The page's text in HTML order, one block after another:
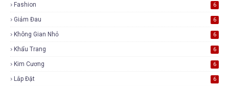
Fashion 6
Giảm Đau 6
Không Gian Nhỏ 6
Khẩu Trang 6
Kim Cương 6
Lắp Đặt 6